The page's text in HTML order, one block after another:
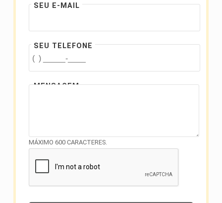
SEU E-MAIL
SEU TELEFONE
MENSAGEM
MÁXIMO 600 CARACTERES.